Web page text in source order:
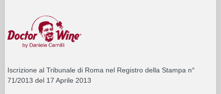
Iscrizione al Tribunale di Roma nel Registro della Stampa n°
71/2013 del 17 Aprile 2013